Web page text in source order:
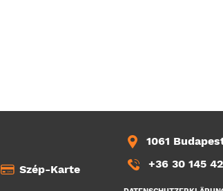
Szép-Karte
1061
+36 30 145